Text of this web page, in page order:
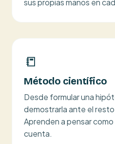
sus propias manos en
📒
Método científico
Desde formular una
demostrarla ante el
Aprenden a pensar
cuenta.